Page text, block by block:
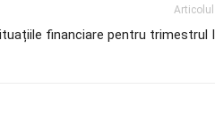
financiare pentru trimestrul